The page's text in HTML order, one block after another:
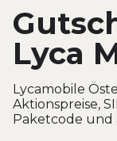
Lyca
Lycamobile
Aktionspreise,
Paketcode und